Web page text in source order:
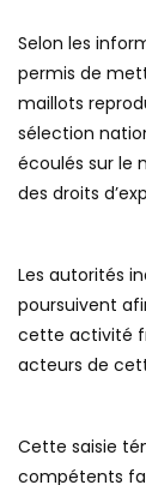
Selon les
permis de
maillots
sélection
écoulés sur le
des droits
Les autorités
poursuivent
cette activité
acteurs de
Cette saisie
compétents